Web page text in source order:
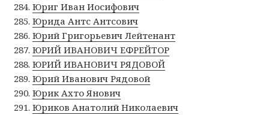
Юриг Иван Иосифович
Юрида Антс Антсович
Юрий Григорьевич Лейтенант
ЮРИЙ ИВАНОВИЧ ЕФРЕЙТОР
ЮРИЙ ИВАНОВИЧ РЯДОВОЙ
Юрий Иванович Рядовой
Юрик Ахто Янович
Юриков Анатолий Николаевич